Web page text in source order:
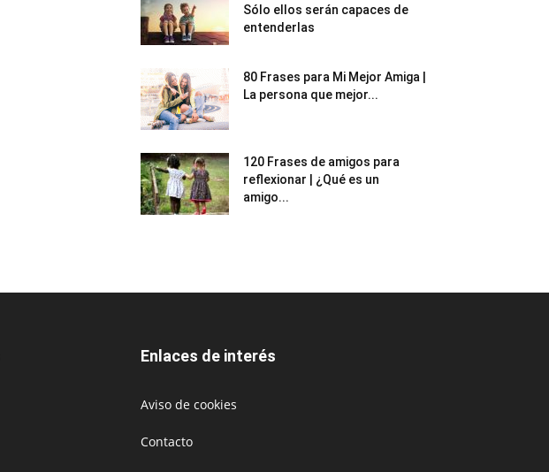
Sólo ellos serán capaces de
entenderlas
80 Frases para Mi Mejor Amiga |
La persona que mejor...
120 Frases de amigos para
reflexionar | ¿Qué es un
amigo...
Enlaces de interés
Aviso de cookies
Contacto